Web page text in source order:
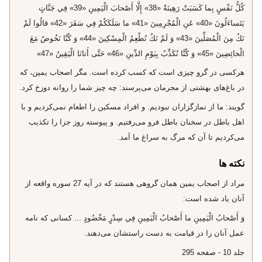
كُلُّ نَفْسٍ بِما كَسَبَتْ رَهِينَةٌ «38» إِلَّا أَصْحابَ الْيَمِينِ «39» فِي جَنَّاتٍ
يَتَساءَلُونَ «40» عَنِ الْمُجْرِمِينَ «41» ما سَلَكَكُمْ فِي سَقَرَ «42» قالُوا لَمْ
نَكُ مِنَ الْمُصَلِّينَ «43» وَ لَمْ نَكُ نُطْعِمُ الْمِسْكِينَ «44» وَ كُنَّا نَخُوضُ مَعَ
الْخائِضِينَ «45» وَ كُنَّا نُكَذِّبُ بِيَوْمِ الدِّينِ «46» حَتَّى أَتانَا الْيَقِينُ «47»
هركسى در گرو چيزى است كه كسب كرده است. مگر اصحاب يمين، كه
در باغ‌هاى بهشتى از مجرمان مى‌پرسند: چه چيز شما را روانه دوزخ كرد.
گويند: ما از نمازگزاران نبوديم. و افراد مسكين را اطعام نمى‌كرديم و با
اهل باطل در سخنان باطل فرو مى‌رفتيم. و پيوسته روز جزا را تكذيب
مى‌كرديم تا آن كه مرگ به سراغ ما آمد.
نکته ها
مراد از اصحاب يمين همان گروهى هستند كه در آيه 27 سوره واقعه از
آنان ياد شده است:
وَ أَصْحابُ الْيَمِينِ ما أَصْحابُ الْيَمِينِ فِي سِدْرٍ مَخْضُودٍ ... كسانى كه نامه
عمل آنان را در قيامت به دست راستشان مى‌دهند.
جلد 10 - صفحه 295